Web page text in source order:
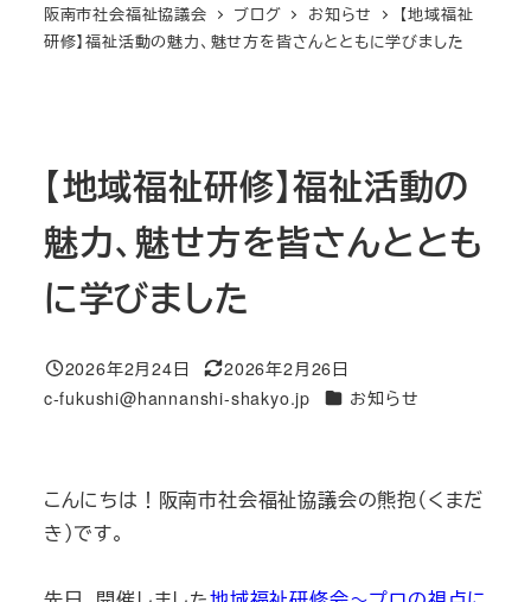
阪南市社会福祉協議会 ブログ お知らせ
【地域福祉
研修】福祉活動の魅力、魅せ方を皆さんとともに学びました
【地域福祉研修】福祉活動の
魅力、魅せ方を皆さんととも
に学びました
投稿日
2026年2月24日
更新日
2026年2月26日
著
c-fukushi@hannanshi-shakyo.jp カテゴリー
お知らせ
こんにちは！阪南市社会福祉協議会の熊抱（くまだ
き）です。